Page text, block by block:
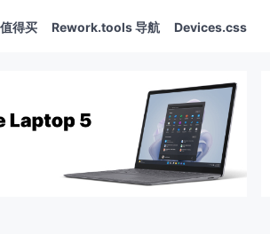
值得买 Rework.tools 导航 Devices.css